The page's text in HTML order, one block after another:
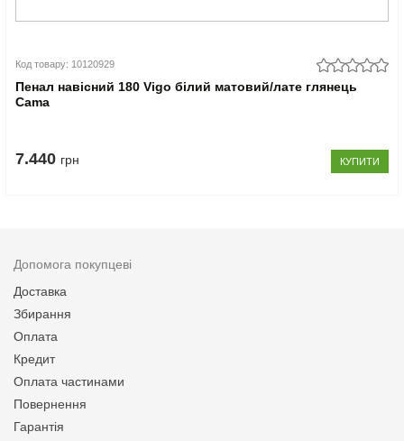
Код товару: 10120929
Пенал навісний 180 Vigo білий матовий/лате глянець
Cama
7.440 грн КУПИТИ
Допомога покупцеві
Доставка
Збирання
Оплата
Кредит
Оплата частинами
Повернення
Гарантія